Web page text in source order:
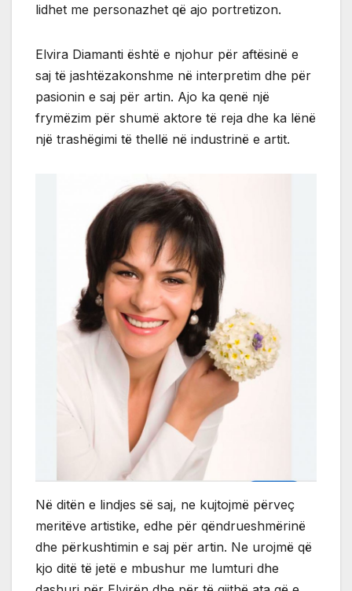
lidhet me personazhet që ajo portretizon.
Elvira Diamanti është e njohur për aftësinë e
saj të jashtëzakonshme në interpretim dhe për
pasionin e saj për artin. Ajo ka qenë një
frymëzim për shumë aktore të reja dhe ka lënë
një trashëgimi të thellë në industrinë e artit.
Në ditën e lindjes së saj, ne kujtojmë përveç
meritëve artistike, edhe për qëndrueshmërinë
dhe përkushtimin e saj për artin. Ne urojmë që
kjo ditë të jetë e mbushur me lumturi dhe